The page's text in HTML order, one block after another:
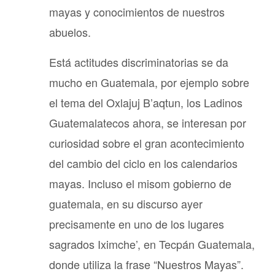
mayas y conocimientos de nuestros
abuelos.
Está actitudes discriminatorias se da
mucho en Guatemala, por ejemplo sobre
el tema del Oxlajuj B’aqtun, los Ladinos
Guatemalatecos ahora, se interesan por
curiosidad sobre el gran acontecimiento
del cambio del ciclo en los calendarios
mayas. Incluso el misom gobierno de
guatemala, en su discurso ayer
precisamente en uno de los lugares
sagrados Iximche’, en Tecpán Guatemala,
donde utiliza la frase “Nuestros Mayas”.